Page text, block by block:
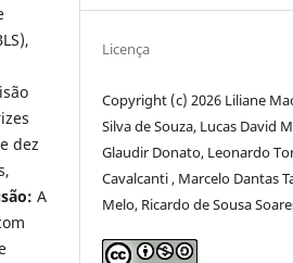
dez
A
Licença
Copyright (c) 2026 Liliane
Silva de Souza, Lucas David
Glaudir Donato, Leonardo
Cavalcanti , Marcelo Dantas
Melo, Ricardo de Sousa